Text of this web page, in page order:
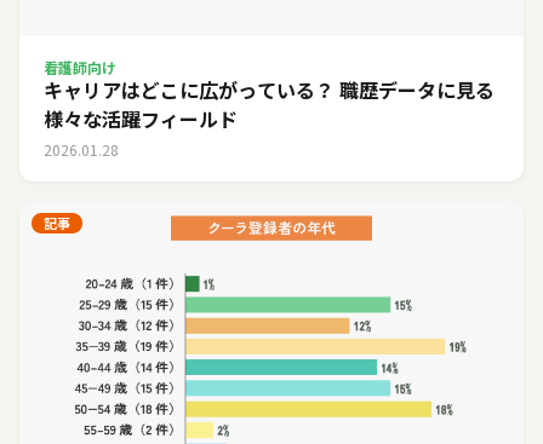
看護師向け
キャリアはどこに広がっている？ 職歴データに見る
様々な活躍フィールド
2026.01.28
記事